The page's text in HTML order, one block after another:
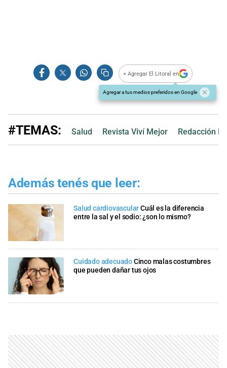
+ Agregar El Litoral en
Agregar a tus medios preferidos en Google
#TEMAS: Salud Revista Viví Mejor Redacción
Además tenés que leer:
Salud cardiovascularCuál es la diferencia
entre la sal y el sodio: ¿son lo mismo?
Cuidado adecuadoCinco malas costumbres
que pueden dañar tus ojos